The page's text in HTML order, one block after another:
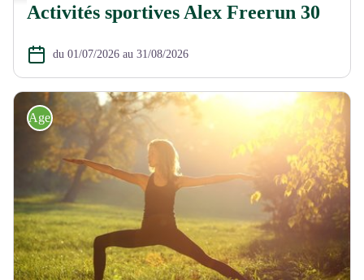
Activités sportives Alex Freerun 30
du 01/07/2026 au 31/08/2026
Agenda